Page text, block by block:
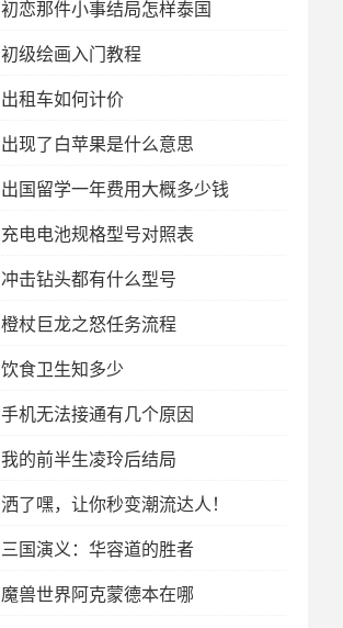
初恋那件小事结局怎样泰国
初级绘画入门教程
出租车如何计价
出现了白苹果是什么意思
出国留学一年费用大概多少钱
充电电池规格型号对照表
冲击钻头都有什么型号
橙杖巨龙之怒任务流程
饮食卫生知多少
手机无法接通有几个原因
我的前半生凌玲后结局
洒了嘿，让你秒变潮流达人！
三国演义：华容道的胜者
魔兽世界阿克蒙德本在哪